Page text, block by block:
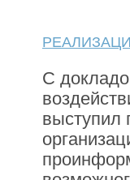
С
выступил